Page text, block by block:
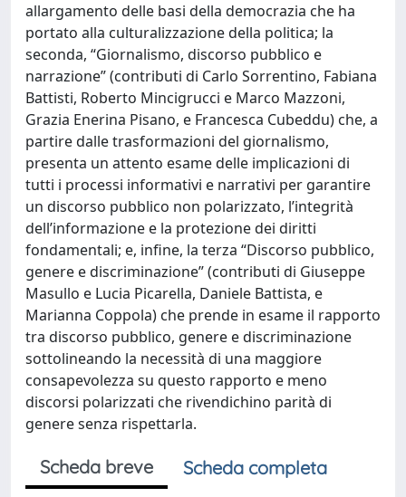
allargamento delle basi della democrazia che ha
portato alla culturalizzazione della politica; la
seconda, “Giornalismo, discorso pubblico e
narrazione” (contributi di Carlo Sorrentino, Fabiana
Battisti, Roberto Mincigrucci e Marco Mazzoni,
Grazia Enerina Pisano, e Francesca Cubeddu) che, a
partire dalle trasformazioni del giornalismo,
presenta un attento esame delle implicazioni di
tutti i processi informativi e narrativi per garantire
un discorso pubblico non polarizzato, l’integrità
dell’informazione e la protezione dei diritti
fondamentali; e, infine, la terza “Discorso pubblico,
genere e discriminazione” (contributi di Giuseppe
Masullo e Lucia Picarella, Daniele Battista, e
Marianna Coppola) che prende in esame il rapporto
tra discorso pubblico, genere e discriminazione
sottolineando la necessità di una maggiore
consapevolezza su questo rapporto e meno
discorsi polarizzati che rivendichino parità di
genere senza rispettarla.
Scheda breve
Scheda completa